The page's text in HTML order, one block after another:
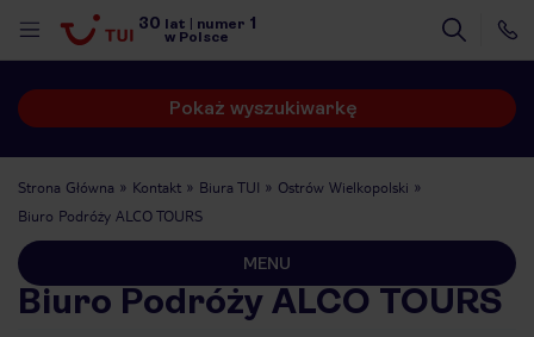
30 lat numer 1
w Polsce
Pokaż wyszukiwarkę
Strona Główna Kontakt Biura TUI
Ostrów Wielkopolski
Biuro Podróży ALCO TOURS
MENU
Biuro Podróży ALCO TOURS